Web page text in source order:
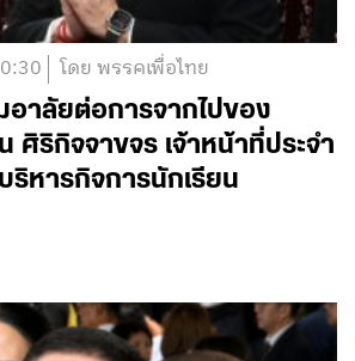
โดย พรรคเพื่อไทย
าลัยต่อการจากไปของ
ศิริกิจจาขจร เจ้าหน้าที่ประจำ
หารกิจการนักเรียน